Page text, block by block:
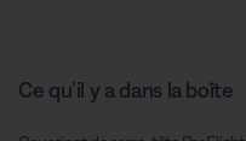
Ce qu’il y a dans la boîte